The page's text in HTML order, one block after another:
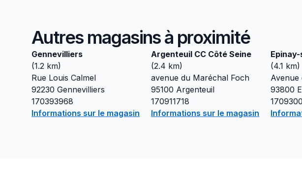
Autres magasins à proximité
Gennevilliers
(1.2 km)
Rue Louis Calmel
92230 Gennevilliers
170393968
Informations sur le magasin
Argenteuil CC Côté Seine
(2.4 km)
avenue du Maréchal Foch
95100 Argenteuil
170911718
Informations sur le magasin
(4.1 km)
Avenue
93800